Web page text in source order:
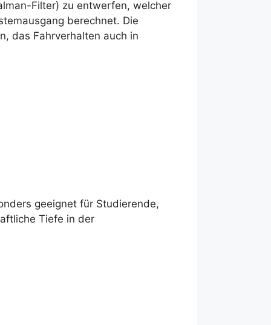
Filter) zu entwerfen, welcher
berechnet. Die
das Fahrverhalten auch in
geeignet für Studierende,
Tiefe in der